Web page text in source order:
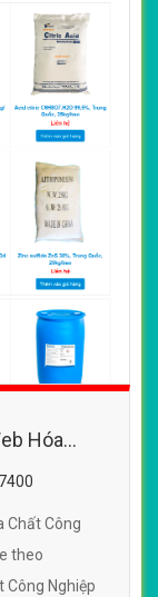
Hóa
Chất Công
theo
Công Nghiệp